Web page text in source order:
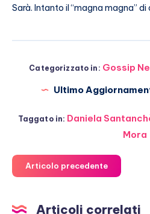
Sarà. Intanto il “magna magna” di
Categorizzato in: Gossip
Ultimo
Taggato in: Daniela
Mora
Articolo precedente
Articoli correlati